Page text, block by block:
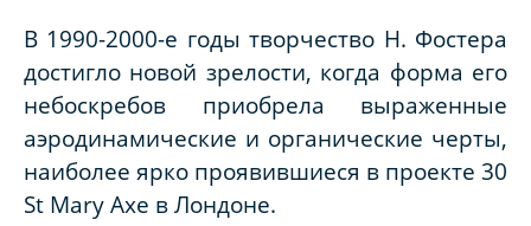
В 1990-2000-е годы творчество Н. Фостера
достигло новой зрелости, когда форма его
небоскребов приобрела выраженные
аэродинамические и органические черты,
наиболее ярко проявившиеся в проекте 30
St Mary Axe в Лондоне.